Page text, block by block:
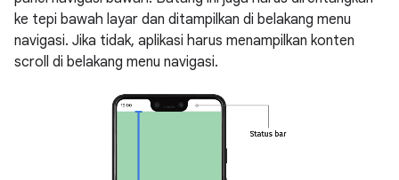
ke tepi bawah layar dan ditampilkan di belakang menu
navigasi. Jika tidak, aplikasi harus menampilkan konten
scroll di belakang menu navigasi.